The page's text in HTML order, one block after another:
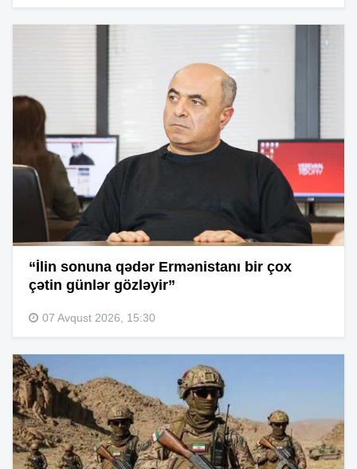
“İlin sonuna qədər Ermənistanı bir çox
çətin günlər gözləyir”
07 Avqust 2026, 15:30